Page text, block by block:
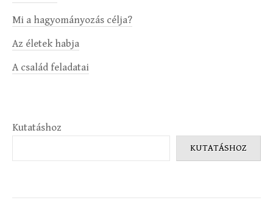
Mi a hagyományozás célja?
Az életek habja
A család feladatai
Kutatáshoz
KUTATÁSHOZ